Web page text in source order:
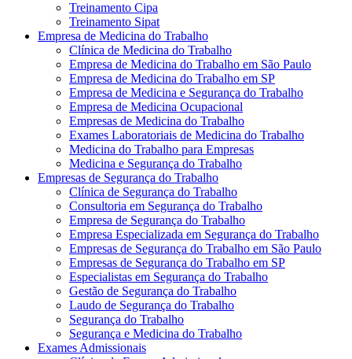
Treinamento Cipa
Treinamento Sipat
Empresa de Medicina do Trabalho
Clínica de Medicina do Trabalho
Empresa de Medicina do Trabalho em São Paulo
Empresa de Medicina do Trabalho em SP
Empresa de Medicina e Segurança do Trabalho
Empresa de Medicina Ocupacional
Empresas de Medicina do Trabalho
Exames Laboratoriais de Medicina do Trabalho
Medicina do Trabalho para Empresas
Medicina e Segurança do Trabalho
Empresas de Segurança do Trabalho
Clínica de Segurança do Trabalho
Consultoria em Segurança do Trabalho
Empresa de Segurança do Trabalho
Empresa Especializada em Segurança do Trabalho
Empresas de Segurança do Trabalho em São Paulo
Empresas de Segurança do Trabalho em SP
Especialistas em Segurança do Trabalho
Gestão de Segurança do Trabalho
Laudo de Segurança do Trabalho
Segurança do Trabalho
Segurança e Medicina do Trabalho
Exames Admissionais